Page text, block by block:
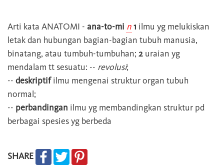
Arti kata ANATOMI - ana-to-mi n1 ilmu yg melukiskan
letak dan hubungan bagian-bagian tubuh manusia,
binatang, atau tumbuh-tumbuhan; 2 uraian yg
mendalam tt sesuatu: -- revolusi;
-- deskriptifilmu mengenai struktur organ tubuh
normal;
-- perbandingan ilmu yg membandingkan struktur pd
berbagai spesies yg berbeda
SHARE